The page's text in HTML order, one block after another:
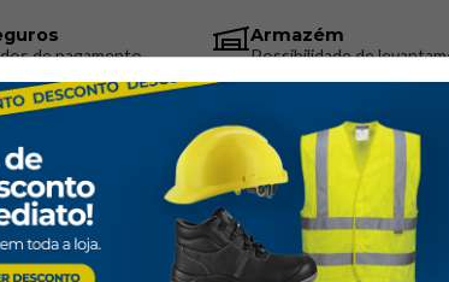
Serviços Públicos
Manutenção e
EN ISO 13688
:
EN ISO 20471,
a conformidade
de pagamento
Armazém
Possibilidade de
encomenda
Coletes AV